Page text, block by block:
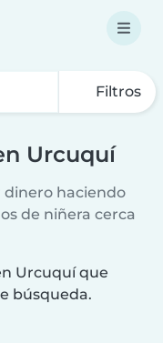
Filtros
Urcuquí
dinero haciendo
de niñera cerca
Urcuquí que
búsqueda.